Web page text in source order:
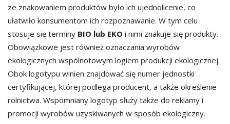
ze znakowaniem produktów było ich ujednolicenie, co
ułatwiło konsumentom ich rozpoznawanie. W tym celu
stosuje się terminy BIO lub EKO i nimi znakuje się produkty.
Obowiązkowe jest również oznaczania wyrobów
ekologicznych wspólnotowym logiem produkcji ekologicznej.
Obok logotypu winien znajdować się numer jednostki
certyfikującej, której podlega producent, a także określenie
rolnictwa. Wspomniany logotyp służy także do reklamy i
promocji wyrobów uzyskiwanych w sposób ekologiczny.